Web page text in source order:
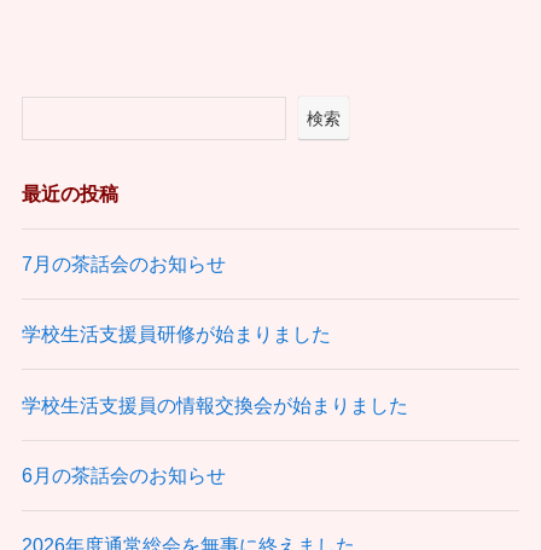
検索
最近の投稿
7月の茶話会のお知らせ
学校生活支援員研修が始まりました
学校生活支援員の情報交換会が始まりました
6月の茶話会のお知らせ
2026年度通常総会を無事に終えました